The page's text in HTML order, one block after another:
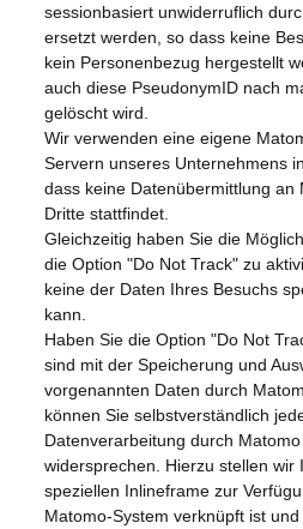
sessionbasiert unwiderruflich
ersetzt werden, so dass keine
kein Personenbezug hergestellt
auch diese PseudonymID nach
gelöscht wird.
Wir verwenden eine eigene
Servern unseres Unternehmens
dass keine Datenübermittlung an
Dritte stattfindet.
Gleichzeitig haben Sie die
die Option "Do Not Track" zu
keine der Daten Ihres Besuchs
kann.
Haben Sie die Option "Do Not
sind mit der Speicherung und
vorgenannten Daten durch
können Sie selbstverständlich
Datenverarbeitung durch
widersprechen. Hierzu stellen wir
speziellen Inlineframe zur
Matomo-System verknüpft ist